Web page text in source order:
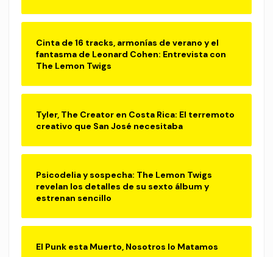
Cinta de 16 tracks, armonías de verano y el
fantasma de Leonard Cohen: Entrevista con
The Lemon Twigs
Tyler, The Creator en Costa Rica: El terremoto
creativo que San José necesitaba
Psicodelia y sospecha: The Lemon Twigs
revelan los detalles de su sexto álbum y
estrenan sencillo
El Punk esta Muerto, Nosotros lo Matamos